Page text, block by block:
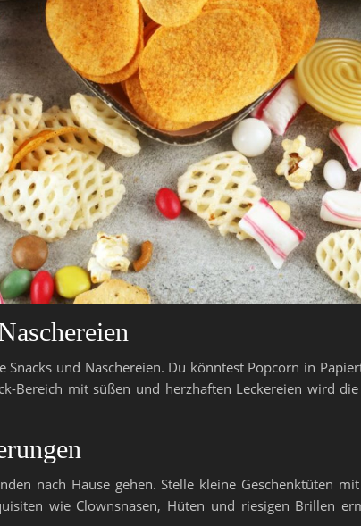
Snacks und Naschereien. Du könntest Popcorn in
Bereich mit süßen und herzhaften Leckereien wird
nach Hause gehen. Stelle kleine Geschenktüten
wie Clownsnasen, Hüten und riesigen Brillen